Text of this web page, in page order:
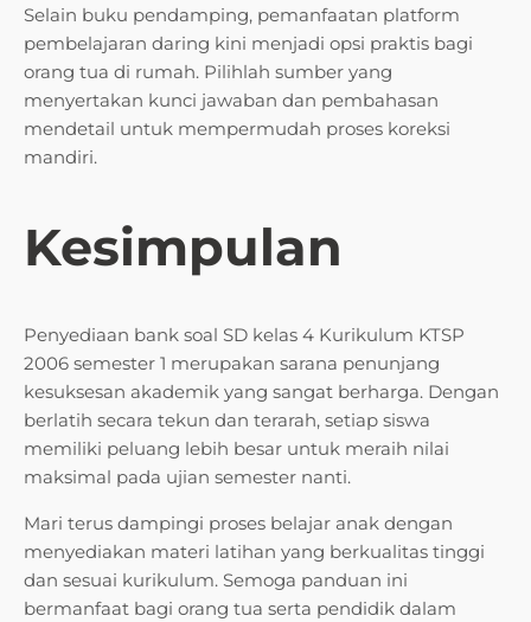
Selain buku pendamping, pemanfaatan platform
pembelajaran daring kini menjadi opsi praktis bagi
orang tua di rumah. Pilihlah sumber yang
menyertakan kunci jawaban dan pembahasan
mendetail untuk mempermudah proses koreksi
mandiri.
Kesimpulan
Penyediaan bank soal SD kelas 4 Kurikulum KTSP
2006 semester 1 merupakan sarana penunjang
kesuksesan akademik yang sangat berharga. Dengan
berlatih secara tekun dan terarah, setiap siswa
memiliki peluang lebih besar untuk meraih nilai
maksimal pada ujian semester nanti.
Mari terus dampingi proses belajar anak dengan
menyediakan materi latihan yang berkualitas tinggi
dan sesuai kurikulum. Semoga panduan ini
bermanfaat bagi orang tua serta pendidik dalam